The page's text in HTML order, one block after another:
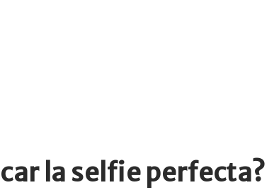
la selfie perfecta?